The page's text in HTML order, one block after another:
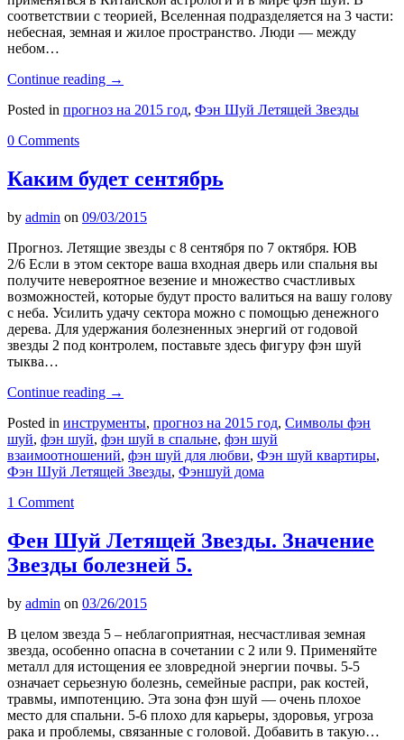
соответствии с теорией, Вселенная подразделяется на 3 части:
небесная, земная и жилое пространство. Люди — между
небом…
Continue reading →
Posted in прогноз на 2015 год, Фэн Шуй Летящей Звезды
0 Comments
Каким будет сентябрь
by admin on 09/03/2015
Прогноз. Летящие звезды с 8 сентября по 7 октября. ЮВ
2/6 Если в этом секторе ваша входная дверь или спальня вы
получите невероятное везение и множество счастливых
возможностей, которые будут просто валиться на вашу голову
с неба. Усилить удачу сектора можно с помощью денежного
дерева. Для удержания болезненных энергий от годовой
звезды 2 под контролем, поставьте здесь фигуру фэн шуй
тыква…
Continue reading →
Posted in инструменты, прогноз на 2015 год, Символы фэн
шуй, фэн шуй, фэн шуй в спальне, фэн шуй
взаимоотношений, фэн шуй для любви, Фэн шуй квартиры,
Фэн Шуй Летящей Звезды, Фэншуй дома
1 Comment
Фен Шуй Летящей Звезды. Значение
Звезды болезней 5.
by admin on 03/26/2015
В целом звезда 5 – неблагоприятная, несчастливая земная
звезда, особенно опасна в сочетании с 2 или 9. Применяйте
металл для истощения ее зловредной энергии почвы. 5-5
означает серьезную болезнь, семейные распри, рак костей,
травмы, импотенцию. Эта зона фэн шуй — очень плохое
место для спальни. 5-6 плохо для карьеры, здоровья, угроза
рака и проблемы, связанные с головой. Добавить в такую…